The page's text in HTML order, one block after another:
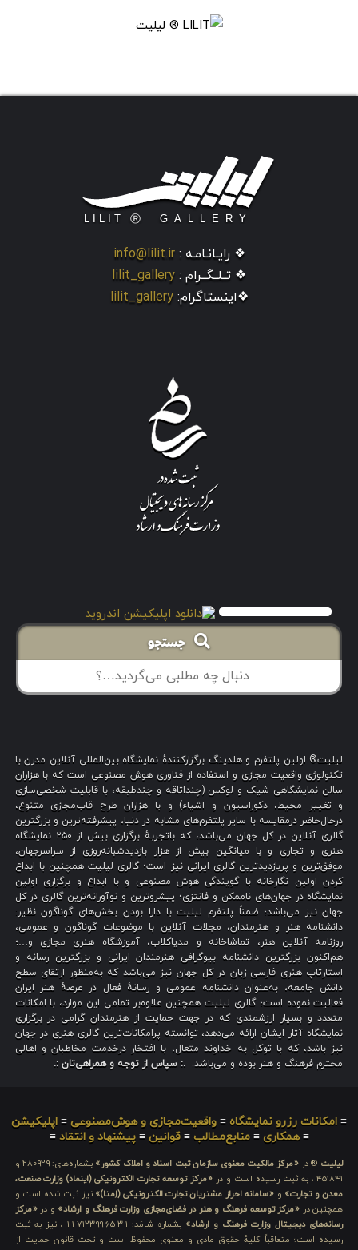
❖ رایـانـامـه : info@lilit.ir
❖ تــلــگــرام : lilit_gallery
❖اینستاگرام: lilit_gallery
جستجو
لیلیت® اولین پلتفرم و هلدینگ برگزارکنندهٔ نمایشگاه بین‌المللی آنلاین مدرن با
تکنولوژی واقعیت مجازی و استفاده از فناوری هوش مصنوعی است که با هزاران
سالن نمایشگاهی شیک و لوکس (چنداتاقه و چندطبقه، با قابلیت شخصی‌سازی
و تغییر محیط، دکوراسیون و اشیاء) و با هزاران طرح قاب‌مجازی متنوع،
درحال‌حاضر درمقایسه با سایر پلتفرم‌های مشابه در دنیا، پیشرفته‌ترین و بزرگترین
گالری آنلاین در کل جهان می‌باشد، که باتجربهٔ برگزاری بیش از ۲۵۰ نمایشگاه
هنری و تجاری و با میانگین بیش از هزار بازدیدشبانه‌روزی از سراسرجهان،
موفق‌ترین و پربازدیدترین گالری ایرانی نیز است؛ گالری لیلیت همچنین با ابداع
کردن اولین نگارخانه با گویندگی هوش مصنوعی و با ابداع و برگزاری اولین
نمایشگاه در جهان‌های ناممکن و فانتزی؛ پیشروترین و نوآورانه‌ترین گالری در کل
جهان نیز می‌باشد؛ ضمناً پلتفرم لیلیت با دارا بودن بخش‌های گوناگون نظیر:
دانشنامه هنر و هنرمندان، مجلات آنلاین با موضوعات گوناگون و عمومی،
روزنامه آنلاین هنر، تماشاخانه و مدیاکلاب، آموزشگاه هنری مجازی و…؛
هم‌اکنون بزرگترین دانشنامه بیوگرافی هنرمندان ایرانی و بزرگترین رسانه و
استارتاپ هنری فارسی زبان در کل جهان نیز می‌باشد که به‌منظور ارتقای سطح
دانش جامعه، به‌عنوان دانشنامه عمومی و رسانهٔ فعال در عرصهٔ هنر ایران
فعالیت نموده است؛ گالری لیلیت همچنین علاوه‌بر تمامی این موارد، با امکانات
متعدد و بسیار ارزشمندی که در جهت حمایت از هنرمندان گرامی در برگزاری
نمایشگاه آثار ایشان ارائه می‌دهد، توانسته پرامکانات‌ترین گالری هنری در جهان
نیز باشد، که با توکل به خداوند متعال، با افتخار درخدمت مخاطبان و اهالی
محترم فرهنگ و هنر بوده و می‌باشد. .: سپاس از توجه و همراهی‌تان :.
≡ امکانات رزرو نمایشگاه ≡ واقعیت‌مجازی و هوش‌مصنوعی ≡ اپلیکیشن
≡همکاری ≡منابع‌مطالب ≡قوانین ≡پیشنهاد و انتقاد ≡
لیلیت ® در «مرکز مالکیت معنوی سازمان ثبت اسناد و املاک کشور»
بشماره‌های: ۲۸۰۹۲۹ و
۴۵۱۸۴۱ ، به ثبت رسیده است و در
«مرکز توسعه تجارت الکترونیکی (اینماد) وزارت صنعت،
معدن و تجارت» و «سامانه احراز مشتریان تجارت الکترونیکی (اِمتا)» نیز ثبت شده است و
همچنین در «مرکز توسعه فرهنگ و هنر در فضای‌مجازی وزارت فرهنگ و ارشاد» و در«مرکز
رسانه‌های دیجیتال وزارت فرهنگ و ارشاد»
بشماره شامَد: ۱-۳-۶۵-۷۱۲۳۹۹-۱-۱ ، نیز به ثبت
رسیده است؛ متعاقباً کلیهٔ حقوق مادی و معنوی محفوظ است و تحت قانون حمایت از